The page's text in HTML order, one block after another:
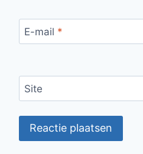
E-mail *
Site